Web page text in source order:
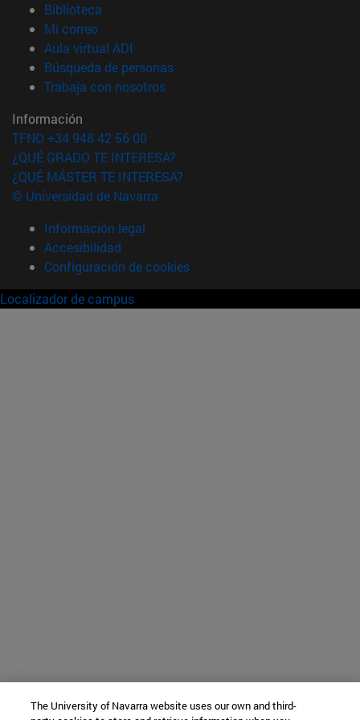
Biblioteca
Mi correo(abre en nueva ventana)
Aula virtual ADI
Búsqueda de personas(abre en nueva ventana)
Trabaja con nosotros(abre en nueva ventana)
Información
TFNO +34 948 42 56 00
¿QUÉ GRADO TE INTERESA?
¿QUÉ MÁSTER TE INTERESA?
© Universidad de Navarra
Información legal
Accesibilidad
Configuración de cookies
Localizador de campus
The University of Navarra website uses our own and third-